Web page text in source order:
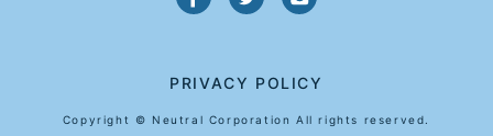
PRIVACY POLICY
Copyright © Neutral Corporation All rights reserved.